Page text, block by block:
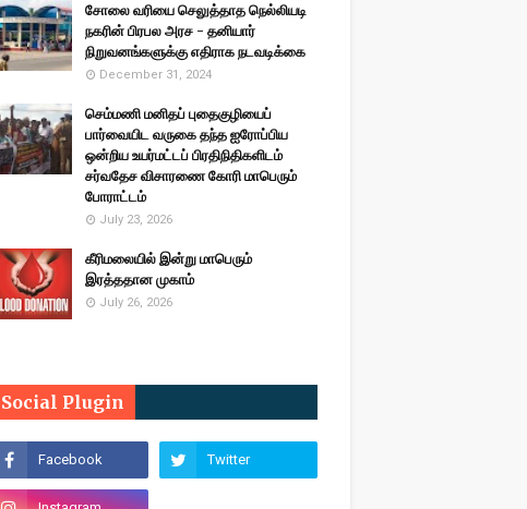
சோலை வரியை செலுத்தாத நெல்லியடி
நகரின் பிரபல அரச - தனியார்
நிறுவனங்களுக்கு எதிராக நடவடிக்கை
December 31, 2024
செம்மணி மனிதப் புதைகுழியைப்
பார்வையிட வருகை தந்த ஐரோப்பிய
ஒன்றிய உயர்மட்டப் பிரதிநிதிகளிடம்
சர்வதேச விசாரணை கோரி மாபெரும்
போராட்டம்
July 23, 2026
கீரிமலையில் இன்று மாபெரும்
இரத்ததான முகாம்
July 26, 2026
Social Plugin